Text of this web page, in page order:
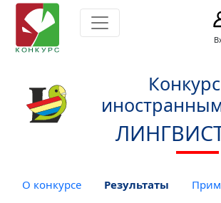
О конкурсе Результаты